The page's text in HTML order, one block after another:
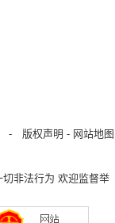
- 版权声明 - 网站地图
非法行为 欢迎监督举